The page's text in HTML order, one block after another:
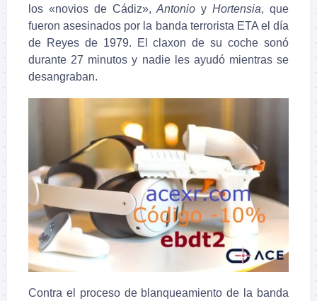
los «novios de Cádiz»,Antonio yHortensia, que
fueron asesinados por la banda terrorista ETA el día
de Reyes de 1979. El claxon de su coche sonó
durante 27 minutos y nadie les ayudó mientras se
desangraban.
Contra el proceso de blanqueamiento de la banda